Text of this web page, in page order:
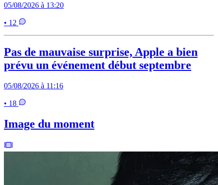
05/08/2026 à 13:20
• 12
Pas de mauvaise surprise, Apple a bien
prévu un événement début septembre
05/08/2026 à 11:16
• 18
Image du moment